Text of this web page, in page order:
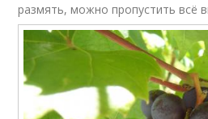
размять, можно пропустить всё